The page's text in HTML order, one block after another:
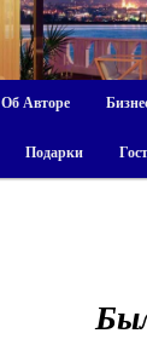
Об Авторе
Подарки